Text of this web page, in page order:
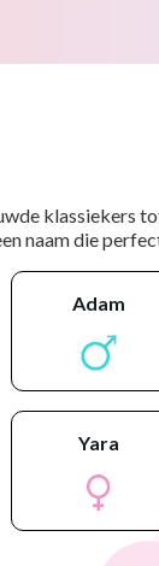
klassiekers
naam die
adam
yara